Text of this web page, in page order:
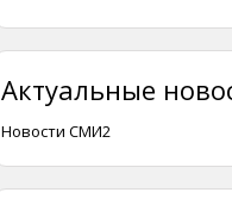
Актуальные
Новости СМИ2